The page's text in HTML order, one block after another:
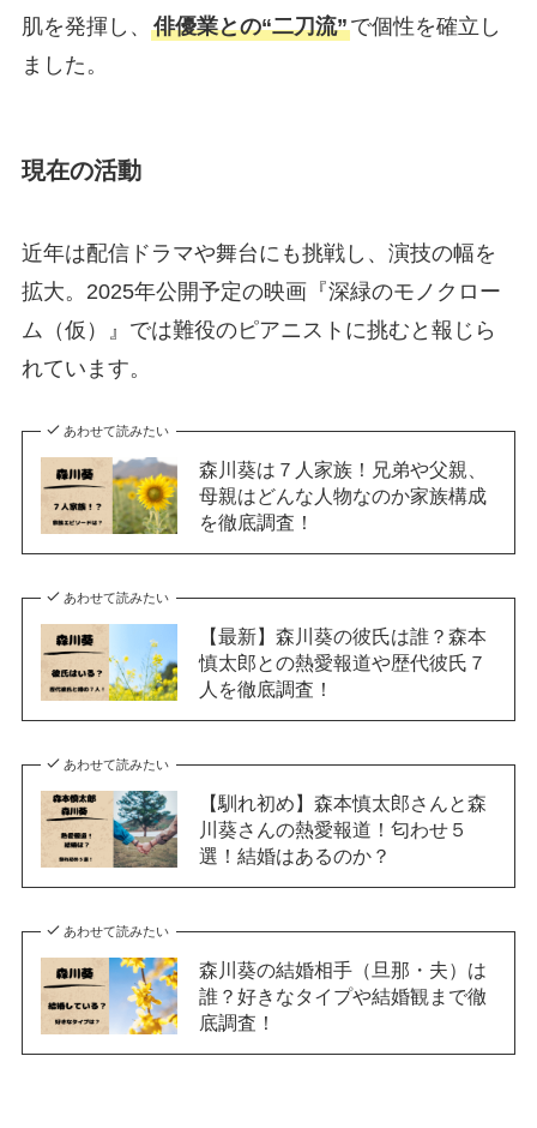
肌を発揮し、 俳優業との“二刀流”で個性を確立し
ました。
現在の活動
近年は配信ドラマや舞台にも挑戦し、演技の幅を
拡大。2025年公開予定の映画『深緑のモノクロー
ム（仮）』では難役のピアニストに挑むと報じら
れています。
あわせて読みたい
森川葵は７人家族！兄弟や父親、
母親はどんな人物なのか家族構成
を徹底調査！
あわせて読みたい
【最新】森川葵の彼氏は誰？森本
慎太郎との熱愛報道や歴代彼氏７
人を徹底調査！
あわせて読みたい
【馴れ初め】森本慎太郎さんと森
川葵さんの熱愛報道！匂わせ５
選！結婚はあるのか？
あわせて読みたい
森川葵の結婚相手（旦那・夫）は
誰？好きなタイプや結婚観まで徹
底調査！